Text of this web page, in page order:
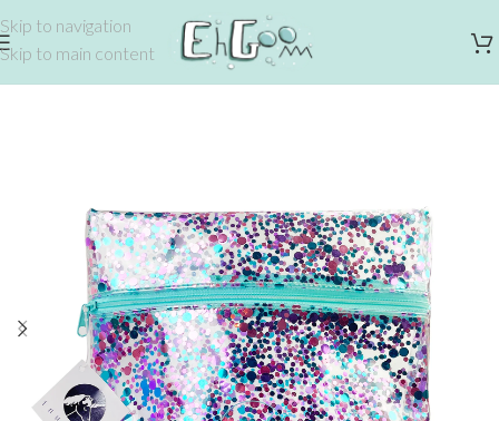
Skip to navigation
Skip to main content